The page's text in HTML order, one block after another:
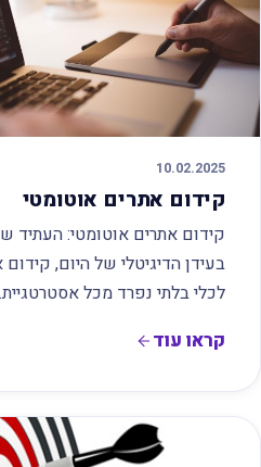
10.02.2025
קידום אתרים אוטומטי
קידום אתרים אוטומטי: העתיד
לכלי בלתי נפרד מכל
קראו עוד